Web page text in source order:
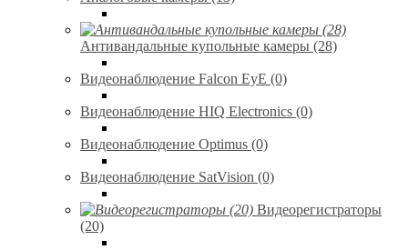
Антивандальные купольные камеры (28)
Видеонаблюдение Falcon EyE (0)
Видеонаблюдение HIQ Electronics (0)
Видеонаблюдение Optimus (0)
Видеонаблюдение SatVision (0)
Видеорегистраторы
(20)